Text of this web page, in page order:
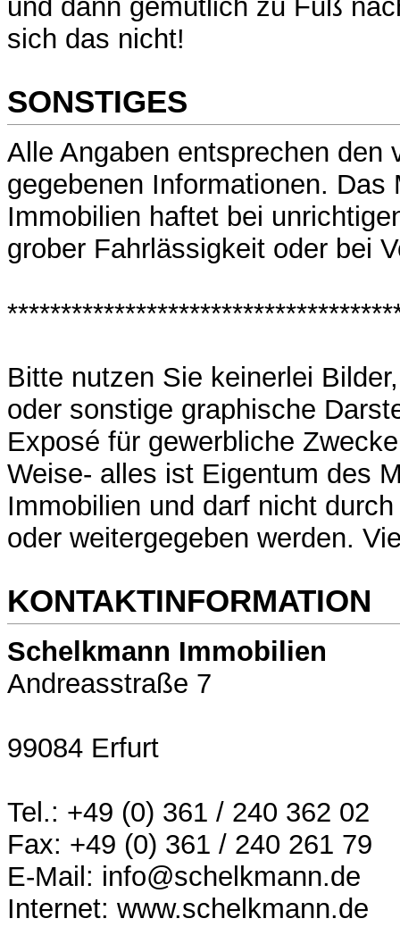
und dann gemütlich zu Fuß
sich das nicht!
SONSTIGES
Alle Angaben entsprechen den
gegebenen Informationen. Das
Immobilien haftet bei
grober Fahrlässigkeit oder bei
Bitte nutzen Sie keinerlei
oder sonstige graphische
Exposé für gewerbliche
Weise- alles ist Eigentum des
Immobilien und darf nicht
oder weitergegeben werden.
KONTAKTINFORMATION
Schelkmann Immobilien
Andreasstraße 7
99084 Erfurt
Tel.: +49 (0) 361 / 240 362 02
Fax: +49 (0) 361 / 240 261 79
E-Mail: info@schelkmann.de
Internet: www.schelkmann.de